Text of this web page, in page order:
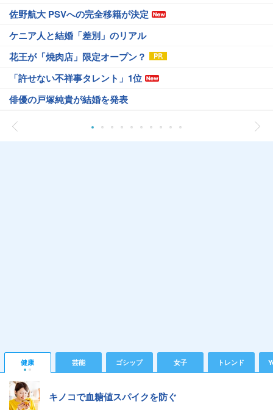
佐野航大 PSVへの完全移籍が決定
ケニア人と結婚「差別」のリアル
花王が「焼肉店」限定オープン？
「許せない不祥事タレント」1位
俳優の戸塚純貴が結婚を発表
健康 芸能 ゴシップ 女子 トレンド
キノコで血糖値スパイクを防ぐ